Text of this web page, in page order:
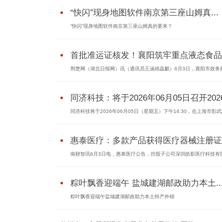
“快闪”现身地图软件南京第三座山姆真...
“快闪”现身地图软件南京第三座山姆真的要来？
首批准运证核发！襄阳筑牢重点液态食
荆楚网（湖北日报网）讯（通讯员王涵靖蕊麒）6月3日，襄阳市政务
同济科技：将于2026年06月05日召开
同济科技将于2026年06月05日（星期五）下午14:30，在上海市彰
惠泰医疗：多款产品获得医疗器械注册证
南财智讯6月3日电，惠泰医疗公告，控股子公司深圳皓影医疗科技有
粽叶飘香迎端午 盐城建湖邮政助力本土
粽叶飘香迎端午盐城建湖邮政助力本土特产外销